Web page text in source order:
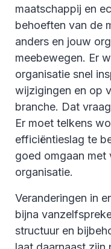
maatschappij en
behoeften van de
anders en jouw
meebewegen. Er
organisatie snel
wijzigingen en op
branche. Dat
Er moet telkens
efficiëntieslag te
goed omgaan met
organisatie.
Veranderingen in
bijna
structuur en